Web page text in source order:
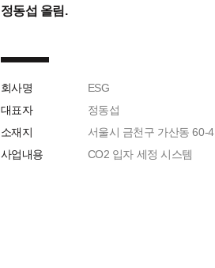
정동섭 올림.
회사명
ESG
대표자
정동섭
소재지
서울시 금천구 가산동 60-
사업내용
CO2 입자 세정 시스템